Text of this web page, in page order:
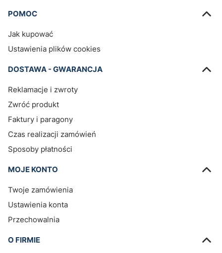
Linki w stopce
POMOC
Jak kupować
Ustawienia plików cookies
DOSTAWA - GWARANCJA
Reklamacje i zwroty
Zwróć produkt
Faktury i paragony
Czas realizacji zamówień
Sposoby płatności
MOJE KONTO
Twoje zamówienia
Ustawienia konta
Przechowalnia
O FIRMIE